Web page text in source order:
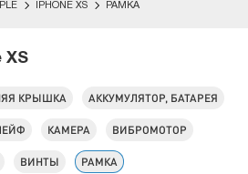
IPHONE XS РАМКА
XS
КРЫШКА АККУМУЛЯТОР, БАТАРЕЯ
КАМЕРА ВИБРОМОТОР
ВИНТЫ РАМКА